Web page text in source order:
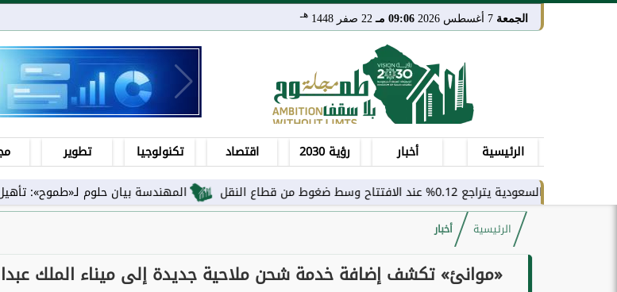
الجمعة 09:06 مـ 22 صفر 1448 هـ
الرئيسية أخبار رؤية 2030 اقتصاد تكنولوجيا تطوير
المهندسة بيان حلوم لـ«طموح»: تأهيل المرأة 0.12% عند الافتتاح وسط ضغوط من قطاع النقل
الرئيسية أخبار
«موانئ» تكشف إضافة خدمة شحن ملاحية جديدة إلى ميناء الملك